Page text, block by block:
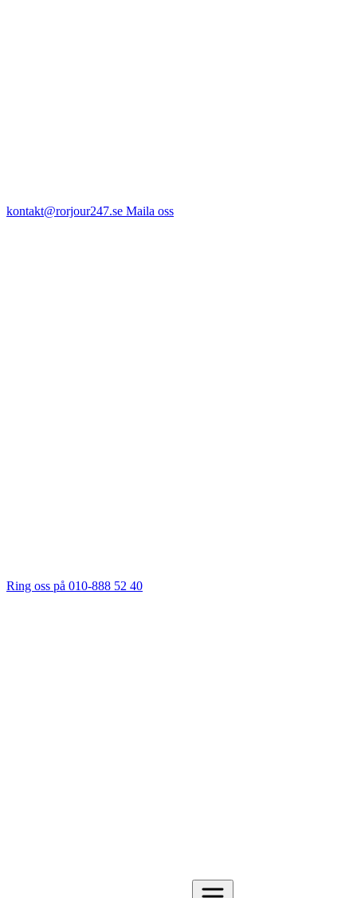
kontakt@rorjour247.se Maila oss
Ring oss på 010-888 52 40